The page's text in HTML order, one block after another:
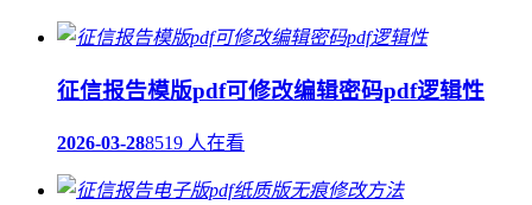
征信报告模版pdf可修改编辑密码pdf逻辑性
2026-03-288519 人在看